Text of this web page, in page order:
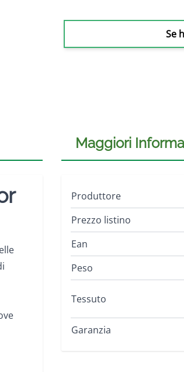
Se
Maggiori
Produttore
Prezzo listino
Ean
Peso
Tessuto
Garanzia